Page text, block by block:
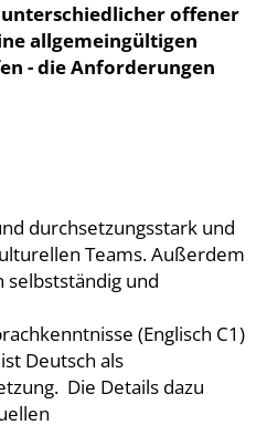
offener
allgemeingültigen
- die Anforderungen
durchsetzungsstark und
Teams. Außerdem
selbstständig und
(Englisch C1)
Deutsch als
Die Details dazu